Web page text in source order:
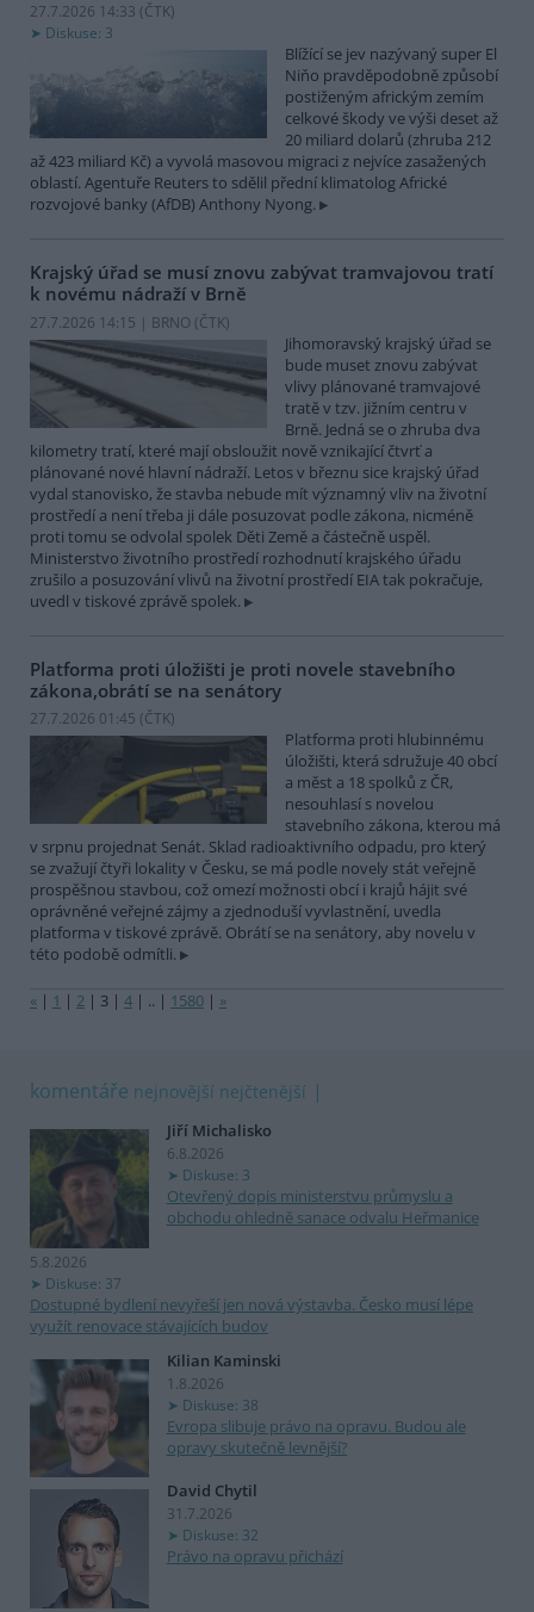
27.7.2026 14:33 (ČTK)
Diskuse: 3
Blížící se jev nazývaný super El
Niňo pravděpodobně způsobí
postiženým africkým zemím
celkové škody ve výši deset až
20 miliard dolarů (zhruba 212
až 423 miliard Kč) a vyvolá masovou migraci z nejvíce zasažených
oblastí. Agentuře Reuters to sdělil přední klimatolog Africké
rozvojové banky (AfDB) Anthony Nyong.
Krajský úřad se musí znovu zabývat tramvajovou tratí
k novému nádraží v Brně
27.7.2026 14:15 | BRNO (ČTK)
Jihomoravský krajský úřad se
bude muset znovu zabývat
vlivy plánované tramvajové
tratě v tzv. jižním centru v
Brně. Jedná se o zhruba dva
kilometry tratí, které mají obsloužit nově vznikající čtvrť a
plánované nové hlavní nádraží. Letos v březnu sice krajský úřad
vydal stanovisko, že stavba nebude mít významný vliv na životní
prostředí a není třeba ji dále posuzovat podle zákona, nicméně
proti tomu se odvolal spolek Děti Země a částečně uspěl.
Ministerstvo životního prostředí rozhodnutí krajského úřadu
zrušilo a posuzování vlivů na životní prostředí EIA tak pokračuje,
uvedl v tiskové zprávě spolek.
Platforma proti úložišti je proti novele stavebního
zákona,obrátí se na senátory
27.7.2026 01:45 (ČTK)
Platforma proti hlubinnému
úložišti, která sdružuje 40 obcí
a měst a 18 spolků z ČR,
nesouhlasí s novelou
stavebního zákona, kterou má
v srpnu projednat Senát. Sklad radioaktivního odpadu, pro který
se zvažují čtyři lokality v Česku, se má podle novely stát veřejně
prospěšnou stavbou, což omezí možnosti obcí i krajů hájit své
oprávněné veřejné zájmy a zjednoduší vyvlastnění, uvedla
platforma v tiskové zprávě. Obrátí se na senátory, aby novelu v
této podobě odmítli.
« | 1 | 2 | 3 | 4 | .. | 1580 | »
komentáře nejnovější nejčtenější
Jiří Michalisko
6.8.2026
Diskuse: 3
Otevřený dopis ministerstvu průmyslu a
obchodu ohledně sanace odvalu Heřmanice
5.8.2026
Diskuse: 37
Dostupné bydlení nevyřeší jen nová výstavba. Česko musí lépe
využít renovace stávajících budov
Kilian Kaminski
1.8.2026
Diskuse: 38
Evropa slibuje právo na opravu. Budou ale
opravy skutečně levnější?
David Chytil
31.7.2026
Diskuse: 32
Právo na opravu přichází